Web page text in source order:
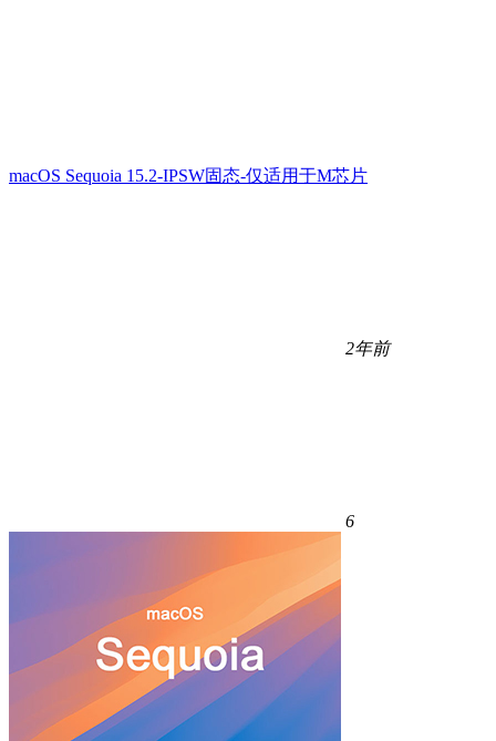
macOS Sequoia 15.2-IPSW固态-仅适用于M芯片
2年前
6